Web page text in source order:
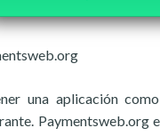
una aplicación
Paymentsweb.org